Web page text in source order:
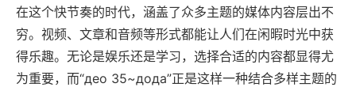
在这个快节奏的时代，涵盖了众多主题的媒体内容层出不
穷。视频、文章和音频等形式都能让人们在闲暇时光中获
得乐趣。无论是娱乐还是学习，选择合适的内容都显得尤
为重要，而“део 35~дода”正是这样一种结合多样主题的